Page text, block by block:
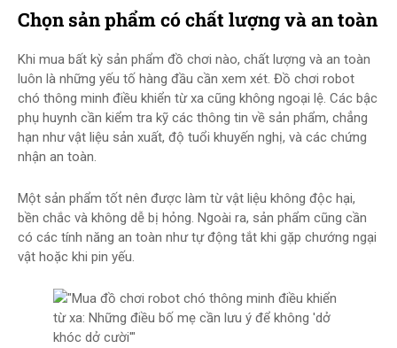
Chọn sản phẩm có chất lượng và an toàn
Khi mua bất kỳ sản phẩm đồ chơi nào, chất lượng và an toàn
luôn là những yếu tố hàng đầu cần xem xét. Đồ chơi robot
chó thông minh điều khiển từ xa cũng không ngoại lệ. Các bậc
phụ huynh cần kiểm tra kỹ các thông tin về sản phẩm, chẳng
hạn như vật liệu sản xuất, độ tuổi khuyến nghị, và các chứng
nhận an toàn.
Một sản phẩm tốt nên được làm từ vật liệu không độc hại,
bền chắc và không dễ bị hỏng. Ngoài ra, sản phẩm cũng cần
có các tính năng an toàn như tự động tắt khi gặp chướng ngại
vật hoặc khi pin yếu.